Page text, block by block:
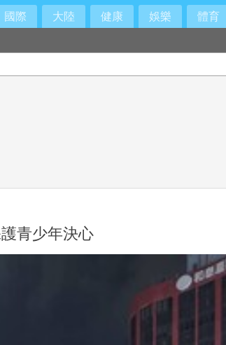
國際 大陸 健康 娛樂 體育
青少年決心